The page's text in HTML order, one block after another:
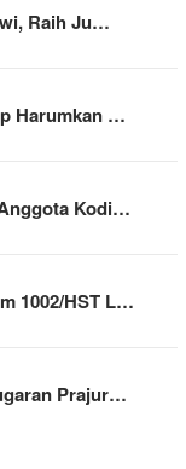
Raih Ju…
Harumkan …
Kodi…
1002/HST L…
Prajur…